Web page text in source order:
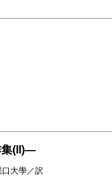
(II)―
大學／訳